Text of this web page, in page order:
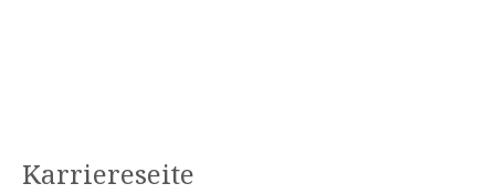
Karriereseite